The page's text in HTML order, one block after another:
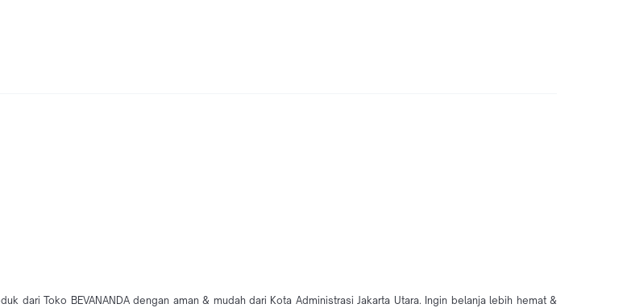
dari Toko BEVANANDA dengan aman & mudah dari Kota Administrasi Jakarta Utara. Ingin belanja lebih hemat &